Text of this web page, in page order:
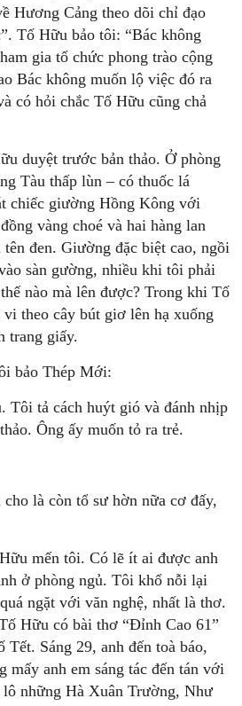
Hương Cảng theo dõi chỉ đạo
Tố Hữu bảo tôi: “Bác không
gia tổ chức phong trào cộng
Bác không muốn lộ việc đó ra
có hỏi chắc Tố Hữu cũng chả
duyệt trước bản thảo. Ở phòng
Tàu thấp lùn – có thuốc lá
chiếc giường Hồng Kông với
vàng choé và hai hàng lan
đen. Giường đặc biệt cao, ngồi
sàn gường, nhiều khi tôi phải
nào mà lên được? Trong khi Tố
theo cây bút giơ lên hạ xuống
trang giấy.
bảo Thép Mới:
Tôi tả cách huýt gió và đánh nhịp
Ông ấy muốn tỏ ra trẻ.
là còn tổ sư hờn nữa cơ đấy,
mến tôi. Có lẽ ít ai được anh
ở phòng ngủ. Tôi khổ nỗi lại
ngặt với văn nghệ, nhất là thơ.
Hữu có bài thơ “Đỉnh Cao 61”
Tết. Sáng 29, anh đến toà báo,
mấy anh em sáng tác đến tán với
những Hà Xuân Trường, Như